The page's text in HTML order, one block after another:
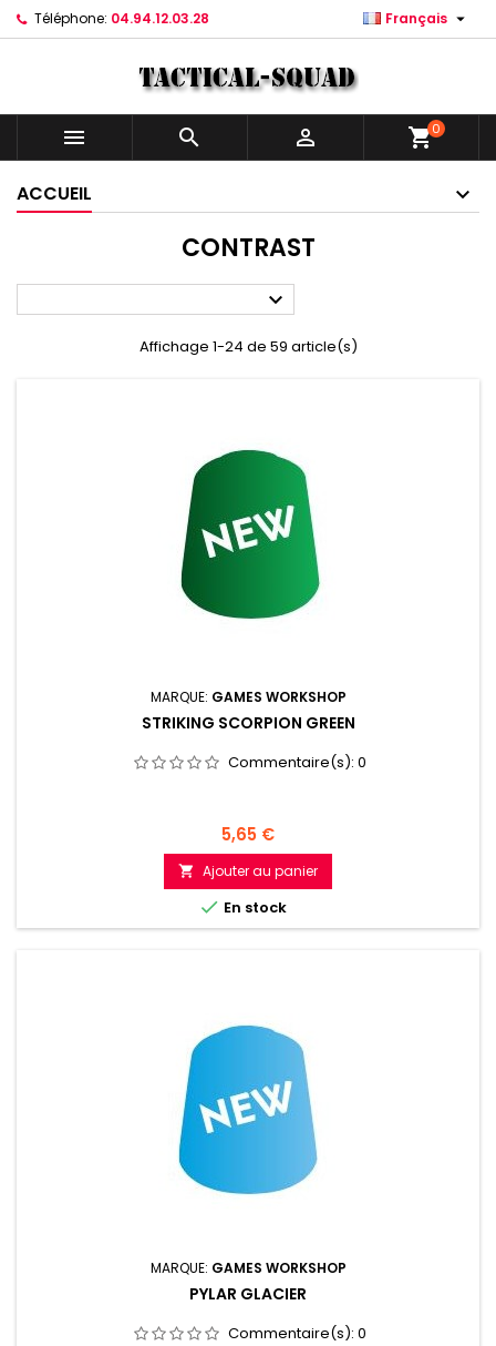
Téléphone: 04.94.12.03.28 Français 
   shopping_cart0
ACCUEIL
CONTRAST

Affichage 1-24 de 59 article(s)
MARQUE: GAMES WORKSHOP
STRIKING SCORPION GREEN
Commentaire(s): 0
Prix
5,65 €
 Ajouter au panier
 En stock
MARQUE: GAMES WORKSHOP
PYLAR GLACIER
Commentaire(s): 0